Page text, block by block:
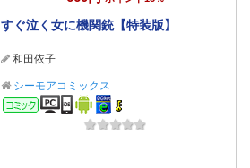
すぐ泣く女に機関銃【特装版】
和田依子
シーモアコミックス
コミック